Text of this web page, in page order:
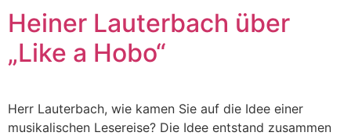
Heiner Lauterbach über
„Like a Hobo“
Herr Lauterbach, wie kamen Sie auf die Idee einer
musikalischen Lesereise? Die Idee entstand zusammen